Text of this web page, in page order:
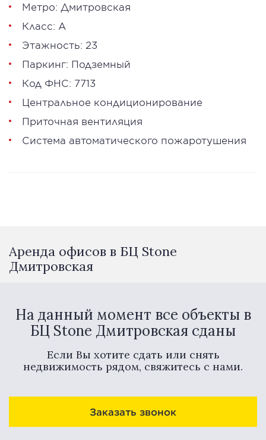
Метро: Дмитровская
Класс: А
Этажность: 23
Паркинг: Подземный
Код ФНС: 7713
Центральное кондиционирование
Приточная вентиляция
Система автоматического пожаротушения
Аренда офисов в БЦ Stone
Дмитровская
На данный момент все объекты в
БЦ Stone Дмитровская сданы
Если Вы хотите сдать или снять
недвижимость рядом, свяжитесь с нами.
Заказать звонок